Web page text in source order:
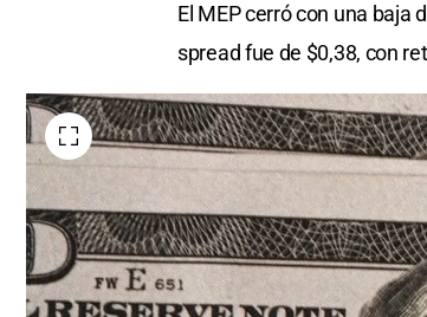
El MEP cerró con una baja
spread fue de $0,38, con